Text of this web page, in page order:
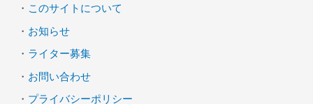
ス・ このサイトについて
・ お知らせ
・ ライター募集
・ お問い合わせ
・ プライバシーポリシー